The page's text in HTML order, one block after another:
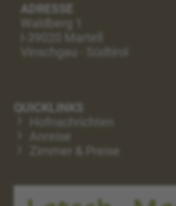
ADRESSE
Waldberg 1
I-39020 Martell
Vinschgau - Südtirol
QUICKLINKS
Hofnachrichten
Anreise
Zimmer & Preise